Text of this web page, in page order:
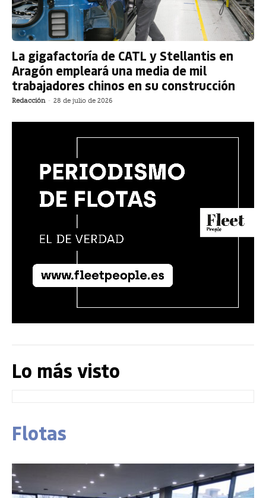
La gigafactoría de CATL y Stellantis en
Aragón empleará una media de mil
trabajadores chinos en su construcción
Redacción - 28 de julio de 2026
Lo más visto
Flotas